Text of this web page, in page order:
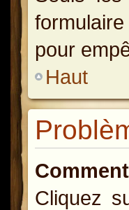
pour
Haut
Cliquez